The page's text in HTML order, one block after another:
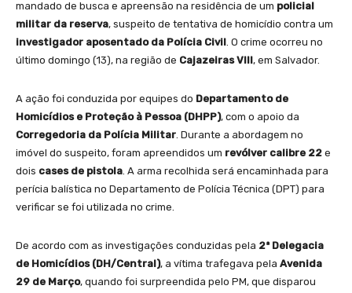
mandado de busca e apreensão na residência de um policial
militar da reserva, suspeito de tentativa de homicídio contra um
investigador aposentado da Polícia Civil. O crime ocorreu no
último domingo (13), na região de Cajazeiras VIII, em Salvador.
A ação foi conduzida por equipes do Departamento de
Homicídios e Proteção à Pessoa (DHPP), com o apoio da
Corregedoria da Polícia Militar. Durante a abordagem no
imóvel do suspeito, foram apreendidos um revólver calibre 22 e
dois cases de pistola. A arma recolhida será encaminhada para
perícia balística no Departamento de Polícia Técnica (DPT) para
verificar se foi utilizada no crime.
De acordo com as investigações conduzidas pela 2ª Delegacia
de Homicídios (DH/Central), a vítima trafegava pela Avenida
29 de Março, quando foi surpreendida pelo PM, que disparou